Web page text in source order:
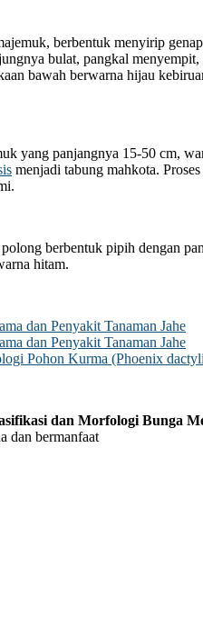
berbentuk menyirip
bulat, pangkal menyempit,
bawah berwarna hijau
yang panjangnya 15-50 cm,
menjadi tabung mahkota.
berbentuk pipih dengan
hitam.
dan Penyakit Tanaman Jahe
dan Penyakit Tanaman Jahe
Pohon Kurma (Phoenix
dan Morfologi Bunga
dan bermanfaat